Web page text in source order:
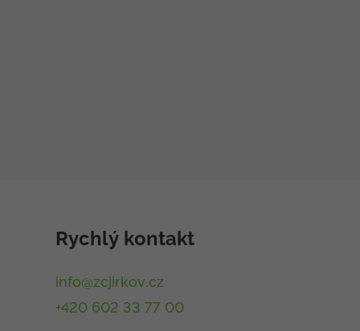
Rychlý kontakt
info@zcjirkov.cz
+420 602 33 77 00